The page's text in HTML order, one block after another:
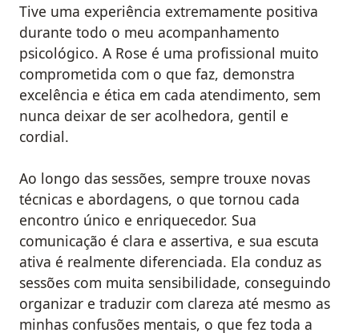
Tive uma experiência extremamente positiva
durante todo o meu acompanhamento
psicológico. A Rose é uma profissional muito
comprometida com o que faz, demonstra
excelência e ética em cada atendimento, sem
nunca deixar de ser acolhedora, gentil e
cordial.
Ao longo das sessões, sempre trouxe novas
técnicas e abordagens, o que tornou cada
encontro único e enriquecedor. Sua
comunicação é clara e assertiva, e sua escuta
ativa é realmente diferenciada. Ela conduz as
sessões com muita sensibilidade, conseguindo
organizar e traduzir com clareza até mesmo as
minhas confusões mentais, o que fez toda a